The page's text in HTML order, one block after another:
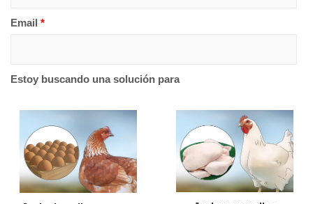
Email *
Estoy buscando una solución para